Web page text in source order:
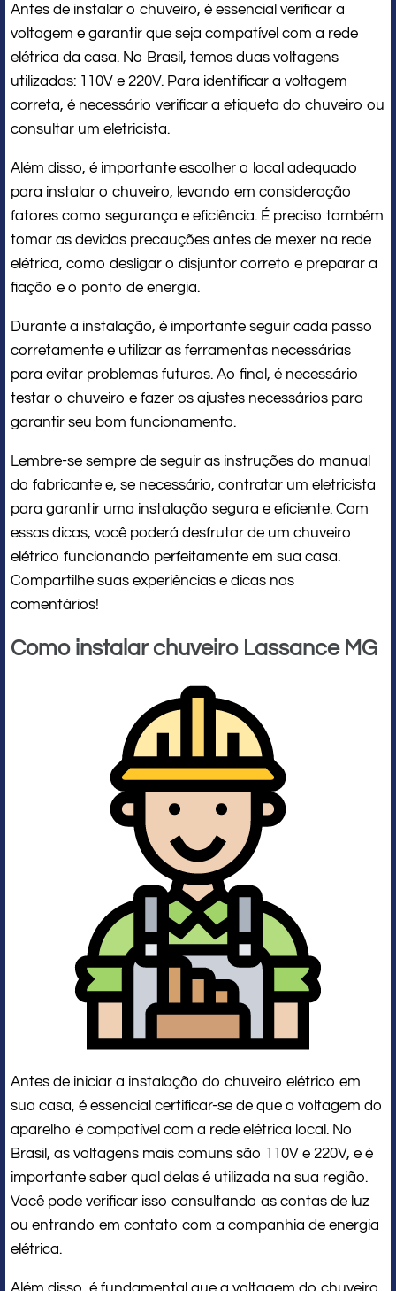
Antes de instalar o chuveiro, é essencial verificar a
voltagem e garantir que seja compatível com a rede
elétrica da casa. No Brasil, temos duas voltagens
utilizadas: 110V e 220V. Para identificar a voltagem
correta, é necessário verificar a etiqueta do chuveiro ou
consultar um eletricista.
Além disso, é importante escolher o local adequado
para instalar o chuveiro, levando em consideração
fatores como segurança e eficiência. É preciso também
tomar as devidas precauções antes de mexer na rede
elétrica, como desligar o disjuntor correto e preparar a
fiação e o ponto de energia.
Durante a instalação, é importante seguir cada passo
corretamente e utilizar as ferramentas necessárias
para evitar problemas futuros. Ao final, é necessário
testar o chuveiro e fazer os ajustes necessários para
garantir seu bom funcionamento.
Lembre-se sempre de seguir as instruções do manual
do fabricante e, se necessário, contratar um eletricista
para garantir uma instalação segura e eficiente. Com
essas dicas, você poderá desfrutar de um chuveiro
elétrico funcionando perfeitamente em sua casa.
Compartilhe suas experiências e dicas nos
comentários!
Como instalar chuveiro Lassance MG
Antes de iniciar a instalação do chuveiro elétrico em
sua casa, é essencial certificar-se de que a voltagem do
aparelho é compatível com a rede elétrica local. No
Brasil, as voltagens mais comuns são 110V e 220V, e é
importante saber qual delas é utilizada na sua região.
Você pode verificar isso consultando as contas de luz
ou entrando em contato com a companhia de energia
elétrica.